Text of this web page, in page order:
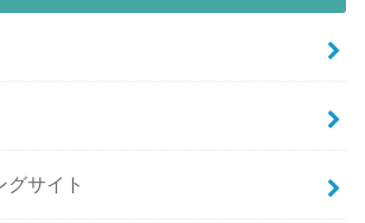
グサイト